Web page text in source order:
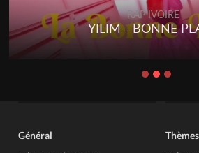
RAP IVOIRE
YILIM - BONNE
Général Thèmes